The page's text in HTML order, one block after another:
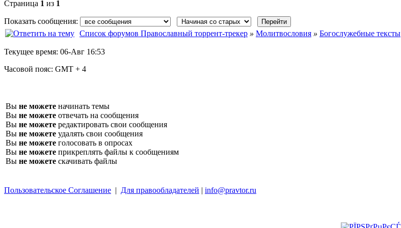
Страница 1 из 1
Показать сообщения:
Список форумов Православный торрент-трекер » Молитвословия » Богослужебные тексты
Текущее время: 06-Авг 16:53
Часовой пояс: GMT + 4
Вы не можете начинать темы
Вы не можете отвечать на сообщения
Вы не можете редактировать свои сообщения
Вы не можете удалять свои сообщения
Вы не можете голосовать в опросах
Вы не можете прикреплять файлы к сообщениям
Вы не можете скачивать файлы
Пользовательское Соглашение | Для правообладателей | info@pravtor.ru